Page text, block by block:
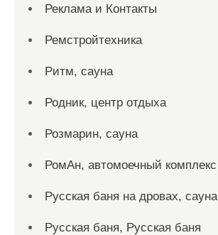
Реклама и Контакты
Ремстройтехника
Ритм, сауна
Родник, центр отдыха
Розмарин, сауна
РомАн, автомоечный комплекс
Русская баня на дровах, сауна
Русская баня, Русская баня